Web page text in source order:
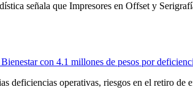
señala que Impresores en Offset y
con 4.1 millones de pesos por
deficiencias operativas, riesgos en el retiro de